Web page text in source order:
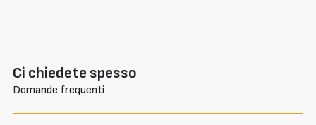
Ci chiedete spesso
Domande frequenti